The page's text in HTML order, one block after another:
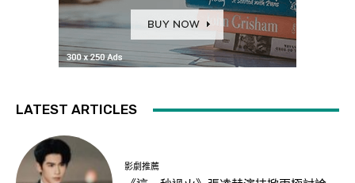
LATEST ARTICLES
影劇推薦